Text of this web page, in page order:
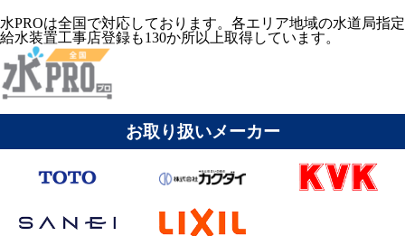
水PROは全国で対応しております。各エリア地域の水道局指定
給水装置工事店登録も130か所以上取得しています。
お取り扱いメーカー